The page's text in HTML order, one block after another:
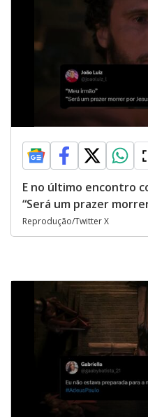
E no último encontro
“Será um prazer
Reprodução/Twitter X